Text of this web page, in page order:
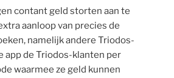
contant geld storten aan te
aanloop van precies de
namelijk andere Triodos-
app de Triodos-klanten per
waarmee ze geld kunnen